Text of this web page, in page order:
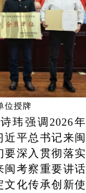
位授牌
玮强调2026年
近平总书记来闽
要深入贯彻落实
闽考察重要讲话
文化传承创新使